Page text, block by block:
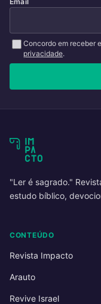
Concordo em receber
privacidade.
"Ler é sagrado."
estudo bíblico,
CONTEÚDO
Revista Impacto
Arauto
Revive Israel